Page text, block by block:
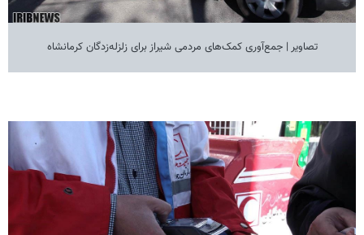
تصاویر | جمع‌آوری کمک‌های مردمی شیراز برای زلزله‌زدگان کرمانشاه